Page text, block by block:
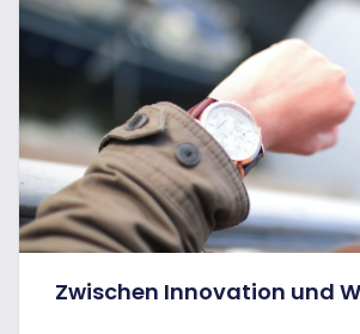
Zwischen Innovation und